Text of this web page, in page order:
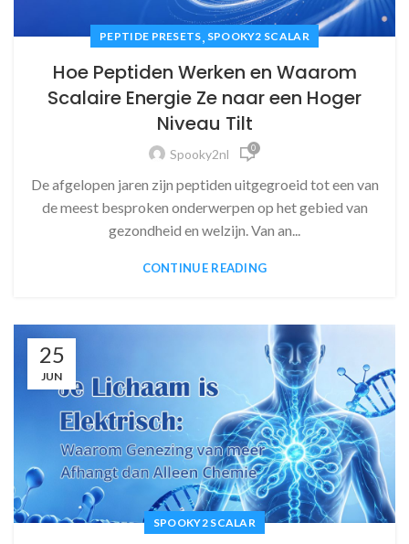
PEPTIDE PRESETS, SPOOKY2 SCALAR
Hoe Peptiden Werken en Waarom
Scalaire Energie Ze naar een Hoger
Niveau Tilt
Spooky2nl 0
De afgelopen jaren zijn peptiden uitgegroeid tot een van
de meest besproken onderwerpen op het gebied van
gezondheid en welzijn. Van an...
CONTINUE READING
25
JUN
SPOOKY2 SCALAR